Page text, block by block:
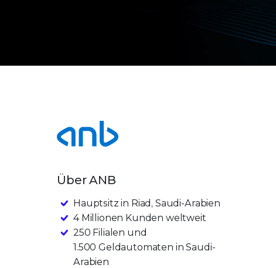
Über ANB
Hauptsitz in Riad, Saudi-Arabien
4 Millionen Kunden weltweit
250 Filialen und
1.500 Geldautomaten in Saudi-
Arabien